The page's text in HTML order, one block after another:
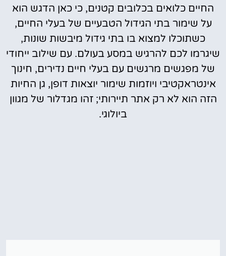
החיים כלואים בכלובים קטנים, כי כאן הדגש הוא
על שימור בתי הגידול הטבעיים של בעלי החיים,
כשתוכלו למצוא בו בתי גידול מיבשות שונות,
שיגרמו לכם להרגיש במסע בעולם. עם שילוב ייחודי
של מפגשים מרגשים עם בעלי חיים נדירים, חינוך
אינטראקטיבי ויוזמות שימור יוצאות דופן, גן החיות
הזה הוא לא רק אתר תיירותי; זהו מגדלור של מגוון
ביולוגי.